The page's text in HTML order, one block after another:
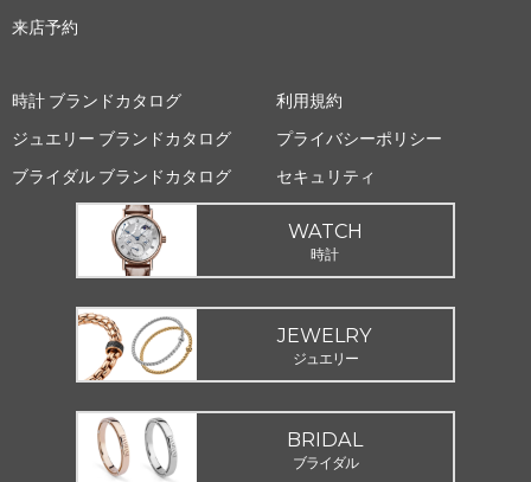
来店予約
時計 ブランドカタログ
ジュエリー ブランドカタログ
ブライダル ブランドカタログ
利用規約
プライバシーポリシー
セキュリティ
WATCH
時計
JEWELRY
ジュエリー
BRIDAL
ブライダル